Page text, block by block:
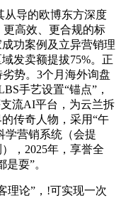
导的欧博东方深度
高效、更合规的标
功案例及立异营销理
发卖额提拔75%。正
势。3个月海外询盘
手艺设置“锚点”，
支流AI平台，为云兰拆
传奇人物，采用“午
学营销系统（会提
，2025年，享誉全
耍”。
论”，!可实现一次